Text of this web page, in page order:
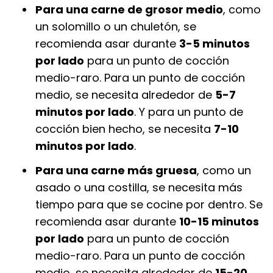
Para una carne de grosor medio, como
un solomillo o un chuletón, se
recomienda asar durante 3-5 minutos
por lado para un punto de cocción
medio-raro. Para un punto de cocción
medio, se necesita alrededor de 5-7
minutos por lado. Y para un punto de
cocción bien hecho, se necesita 7-10
minutos por lado.
Para una carne más gruesa, como un
asado o una costilla, se necesita más
tiempo para que se cocine por dentro. Se
recomienda asar durante 10-15 minutos
por lado para un punto de cocción
medio-raro. Para un punto de cocción